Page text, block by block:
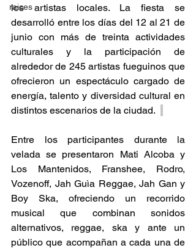
raices
los artistas locales. La fiesta se
desarrolló entre los días del 12 al 21 de
junio con más de treinta actividades
culturales y la participación de
alrededor de 245 artistas fueguinos que
ofrecieron un espectáculo cargado de
energía, talento y diversidad cultural en
distintos escenarios de la ciudad.
Entre los participantes durante la
velada se presentaron Mati Alcoba y
Los Mantenidos, Franshee, Rodro,
Vozenoff, Jah Guìa Reggae, Jah Gan y
Boy Ska, ofreciendo un recorrido
musical que combinan sonidos
alternativos, reggae, ska y ante un
público que acompañan a cada una de